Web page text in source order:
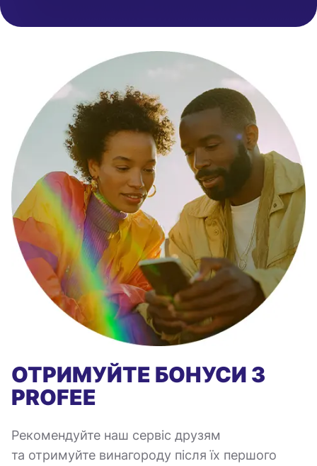
ОТРИМУЙТЕ БОНУСИ З
PROFEE
Рекомендуйте наш сервіс друзям
та отримуйте винагороду після їх першого